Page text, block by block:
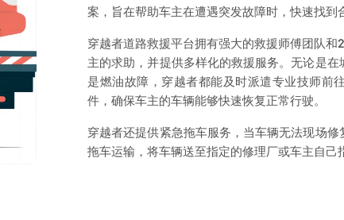
案，旨在帮助车主在遭遇突发故障时，快速找到
穿越者道路救援平台拥有强大的救援师傅团队
主的求助，并提供多样化的救援服务。无论是
是燃油故障，穿越者都能及时派遣专业技师前
件，确保车主的车辆能够快速恢复正常行驶。
穿越者还提供紧急拖车服务，当车辆无法现场
拖车运输，将车辆送至指定的修理厂或车主自己